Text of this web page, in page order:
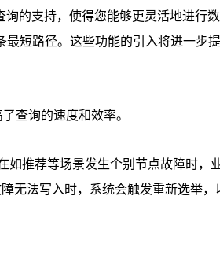
询的支持，使得您能够更灵活地进行
最短路径。这些功能的引入将进一步
查询的速度和效率。
如推荐等场景发生个别节点故障时，
无法写入时，系统会触发重新选举，